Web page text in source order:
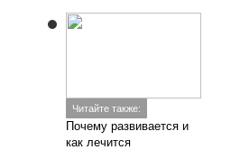
Читайте также:
Почему развивается и
как лечится